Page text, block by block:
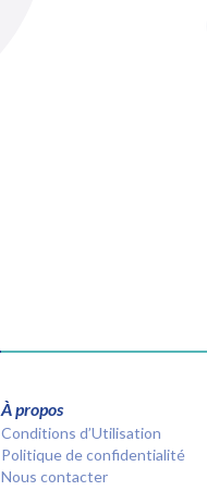
À propos
Conditions d’Utilisation
Politique de confidentialité
Nous contacter